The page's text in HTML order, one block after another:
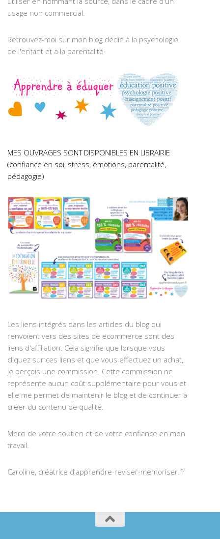
usage non commercial.
Retrouvez-moi sur mon blog dédié à la psychologie
de l'enfant et à la parentalité
MES OUVRAGES SONT DISPONIBLES EN LIBRAIRIE
(confiance en soi, stress, émotions, parentalité,
pédagogie)
Les liens intégrés dans les articles du blog qui
renvoient vers des sites de ecommerce sont des
liens d'affiliation. Cela signifie que lorsque vous
cliquez sur ces liens et que vous effectuez un achat,
je perçois une commission. Cette commission ne
représente aucun coût supplémentaire pour vous et
elle me permet de maintenir le blog et de continuer à
créer du contenu de qualité.
Merci de votre soutien et de votre confiance en mon
travail.
Caroline, créatrice d'apprendre-reviser-memoriser.fr